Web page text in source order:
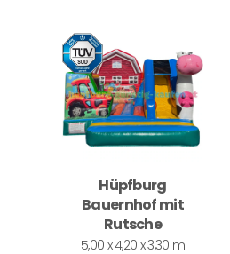
Hüpfburg
Bauernhof mit
Rutsche
5,00 x 4,20 x 3,30 m